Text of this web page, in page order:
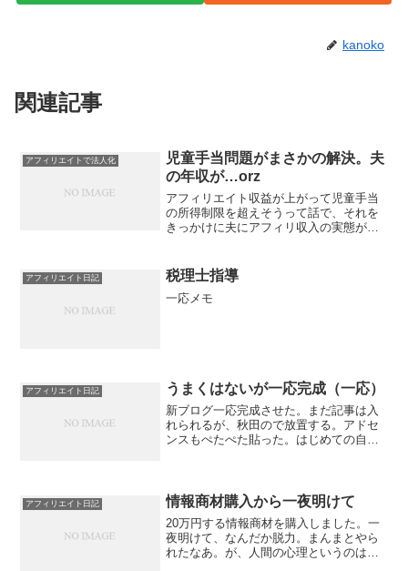
kanoko
関連記事
アフィリエイトで法人化
児童手当問題がまさかの解決。夫
の年収が…orz
アフィリエイト収益が上がって児童手当
の所得制限を超えそうって話で、それを
きっかけに夫にアフィリ収入の実態がバ
まさかの解決をみました。今年、夫の収
入も児童手当の所得制限を...
アフィリエイト日記 税理士指導
一応メモ
アフィリエイト日記 うまくはないが一応完成（一応）
新ブログ一応完成させた。まだ記事は入
れられるが、秋田ので放置する。アドセ
ンスもぺたぺた貼った。はじめての自演
アフィリエイト日記 情報商材購入から一夜明けて
20万円する情報商材を購入しました。一
夜明けて、なんだか脱力。まんまとやら
れたなあ。が、人間の心理というのは合